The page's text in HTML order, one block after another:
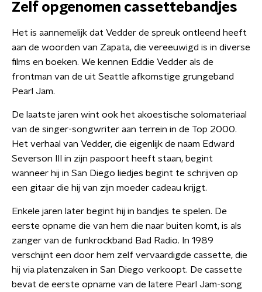
Zelf opgenomen cassettebandjes
Het is aannemelijk dat Vedder de spreuk ontleend heeft
aan de woorden van Zapata, die vereeuwigd is in diverse
films en boeken. We kennen Eddie Vedder als de
frontman van de uit Seattle afkomstige grungeband
Pearl Jam.
De laatste jaren wint ook het akoestische solomateriaal
van de singer-songwriter aan terrein in de Top 2000.
Het verhaal van Vedder, die eigenlijk de naam Edward
Severson III in zijn paspoort heeft staan, begint
wanneer hij in San Diego liedjes begint te schrijven op
een gitaar die hij van zijn moeder cadeau krijgt.
Enkele jaren later begint hij in bandjes te spelen. De
eerste opname die van hem die naar buiten komt, is als
zanger van de funkrockband Bad Radio. In 1989
verschijnt een door hem zelf vervaardigde cassette, die
hij via platenzaken in San Diego verkoopt. De cassette
bevat de eerste opname van de latere Pearl Jam-song